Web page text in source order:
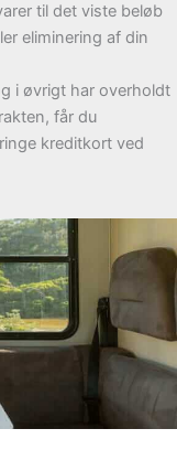
til det viste beløb
eliminering af din
i øvrigt har overholdt
får du
kreditkort ved